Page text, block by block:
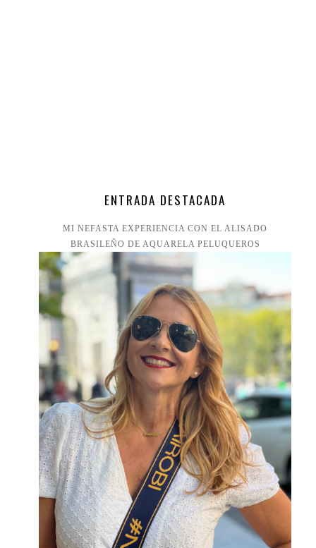
ENTRADA DESTACADA
MI NEFASTA EXPERIENCIA CON EL ALISADO
BRASILEÑO DE AQUARELA PELUQUEROS